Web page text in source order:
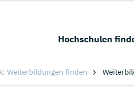
Hochschulen
Weiterbildungen finden